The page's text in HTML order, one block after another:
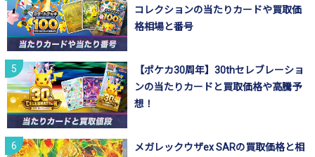
コレクションの当たりカードや買取価
格相場と番号
【ポケカ30周年】30thセレブレーショ
ンの当たりカードと買取価格や高騰予
想！
メガレックウザex SARの買取価格と相